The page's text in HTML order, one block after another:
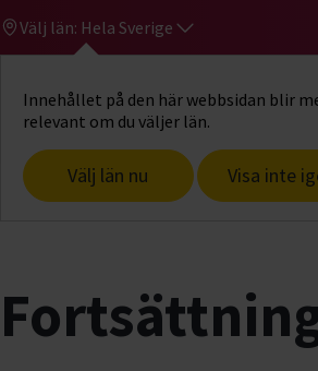
Välj län: Hela Sverige
Innehållet på den här webbsidan blir
relevant om du väljer län.
Välj län nu Visa inte
Gå till studiefrämjandets
Start Hitta intresse Hund &